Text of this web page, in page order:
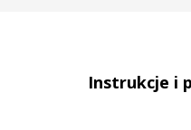
Instrukcje i